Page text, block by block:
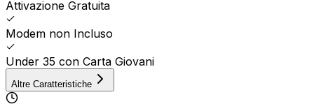
Attivazione Gratuita
Modem non Incluso
Under 35 con Carta Giovani
Altre Caratteristiche